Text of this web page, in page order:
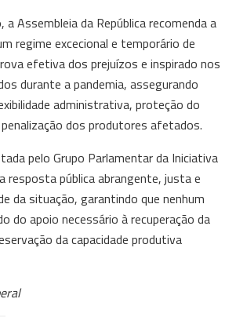
Assembleia da República recomenda a
regime excecional e temporário de
efetiva dos prejuízos e inspirado nos
durante a pandemia, assegurando
administrativa, proteção do
dos produtores afetados.
pelo Grupo Parlamentar da Iniciativa
resposta pública abrangente, justa e
da situação, garantindo que nenhum
do apoio necessário à recuperação da
da capacidade produtiva